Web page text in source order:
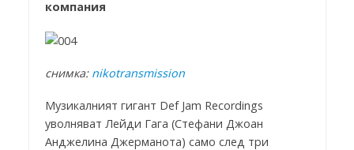
компания
снимка: nikotransmission
Музикалният гигант Def Jam Recordings
уволняват Лейди Гага (Стефани Джоан
Анджелина Джерманота) само след три